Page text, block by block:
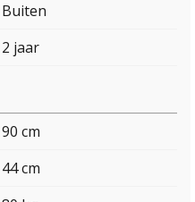
Buiten
2 jaar
90 cm
44 cm